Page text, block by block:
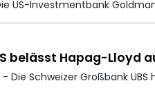
US-Investmentbank
belässt Hapag-Lloyd
- Die Schweizer Großbank